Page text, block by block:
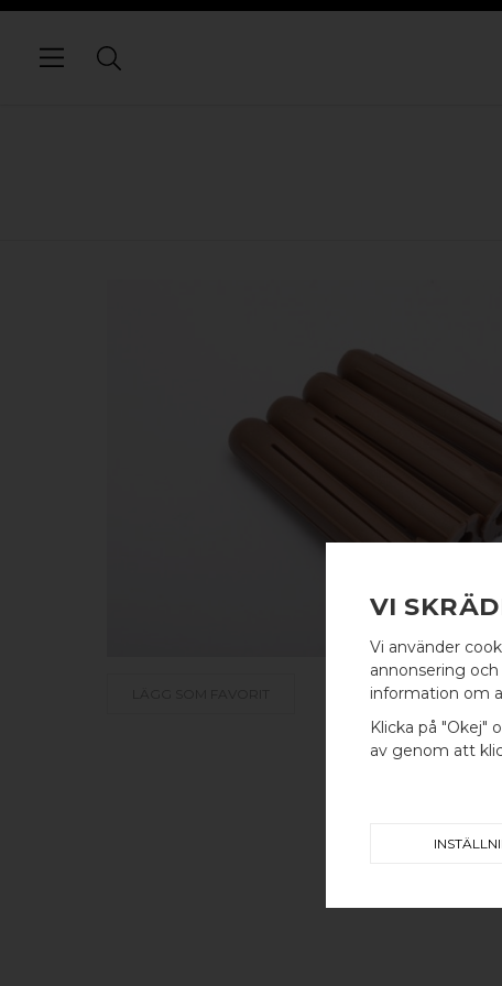
VI
Vi använder
annonsering
information om
Klicka på "Okej"
av genom att